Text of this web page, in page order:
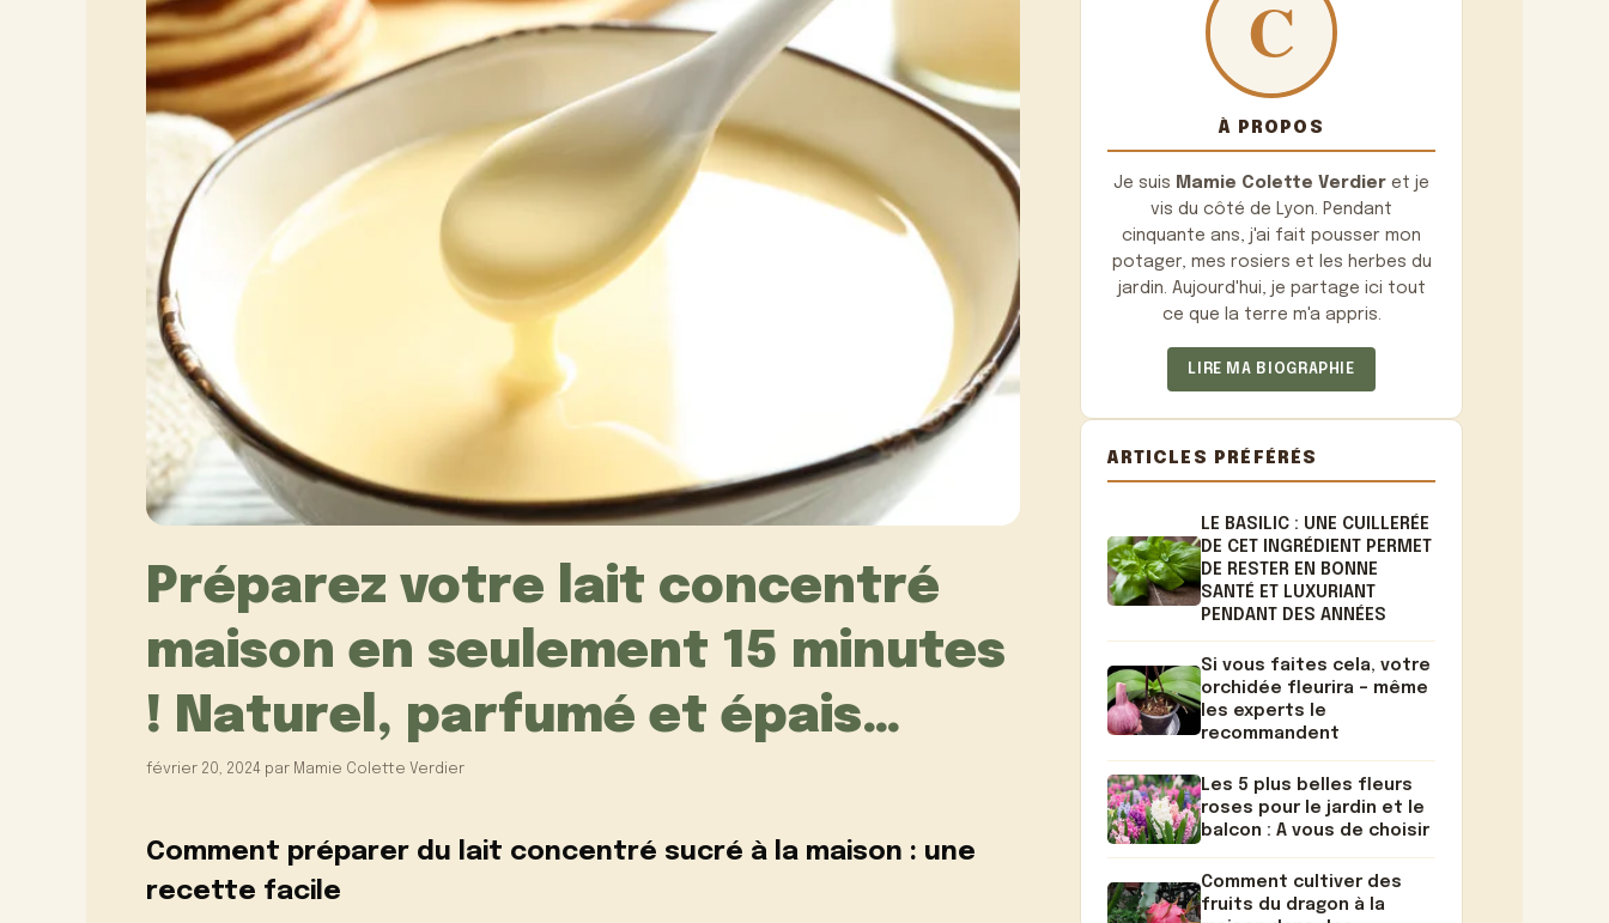
Préparez votre lait concentré
maison en seulement 15 minutes
! Naturel, parfumé et épais…
février 20, 2024 par Mamie Colette Verdier
Comment préparer du lait concentré sucré à la maison : une
recette facile
À PROPOS
Je suis Mamie Colette Verdier et je
vis du côté de Lyon. Pendant
cinquante ans, j'ai fait pousser mon
potager, mes rosiers et les herbes du
jardin. Aujourd'hui, je partage ici tout
ce que la terre m'a appris.
LIRE MA BIOGRAPHIE
ARTICLES PRÉFÉRÉS
LE BASILIC : UNE CUILLERÉE
DE CET INGRÉDIENT PERMET
DE RESTER EN BONNE
SANTÉ ET LUXURIANT
PENDANT DES ANNÉES
Si vous faites cela, votre
orchidée fleurira – même
les experts le
recommandent
Les 5 plus belles fleurs
roses pour le jardin et le
balcon : A vous de choisir
Comment cultiver des
fruits du dragon à la